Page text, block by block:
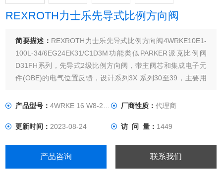
REXROTH力士乐先导式比例方向阀
简要描述： REXROTH力士乐先导式比例方向阀4WRKE10E1-
100L-34/6EG24EK31/C1D3M功能类似PARKER派克比例阀
D31FH系列，先导式2级比例方向阀，带主阀芯和集成电子元
件(OBE)的电气位置反馈，设计系列3X 系列30至39，主要用
产品型号：4WRKE 16 W8-200L-3X/6EG24 厂商性质： 代理商
更新时间：2023-08-24 访 问 量： 1449
产品咨询 联系我们